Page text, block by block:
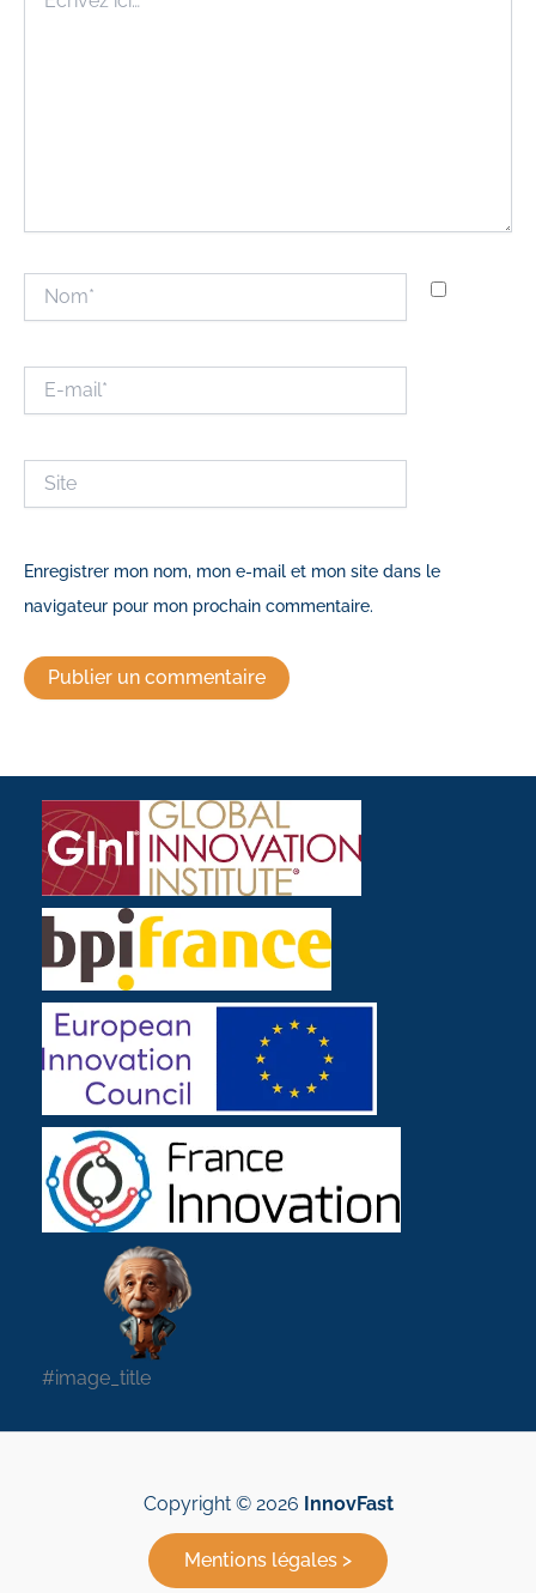
ici…
mail*
Enregistrer mon nom, mon e-mail et mon site dans le
navigateur pour mon prochain commentaire.
#image_title
Copyright © 2026 InnovFast
Mentions légales >